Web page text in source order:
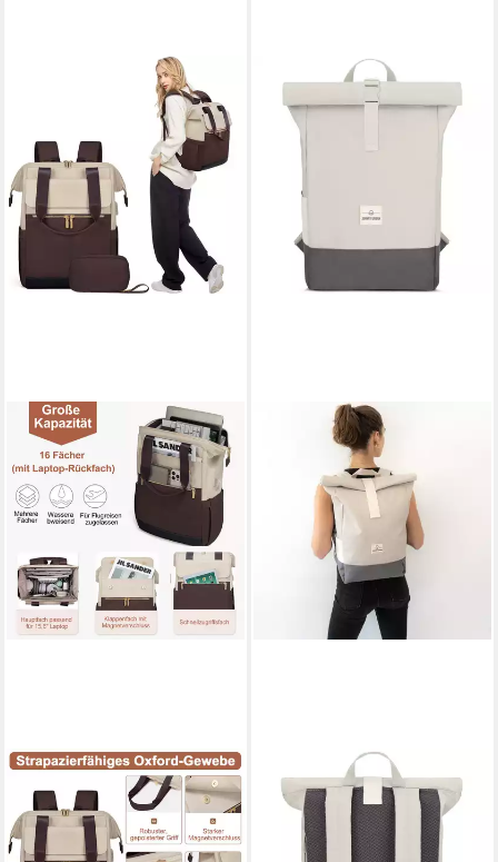
MUTIG
Rucksack Rucksakck Damen
16 Zoll,Diebstahlsicher
Cityrucksack Wasserdicht
JOHNNY URBAN
Cityrucksack RYAN, Rolltop
Damen Herren, Laptop Fach,
Reiserucksack, Laptopfach,